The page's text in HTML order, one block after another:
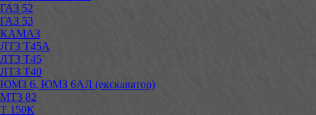
ГАЗ 52
ГАЗ 53
КАМАЗ
ЛТЗ Т45А
ЛТЗ Т45
ЛТЗ Т40
ЮМЗ 6, ЮМЗ 6АЛ (екскаватор)
МТЗ 82
Т 150К